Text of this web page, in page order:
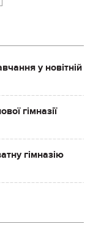
у новітній
гімназії
гімназію